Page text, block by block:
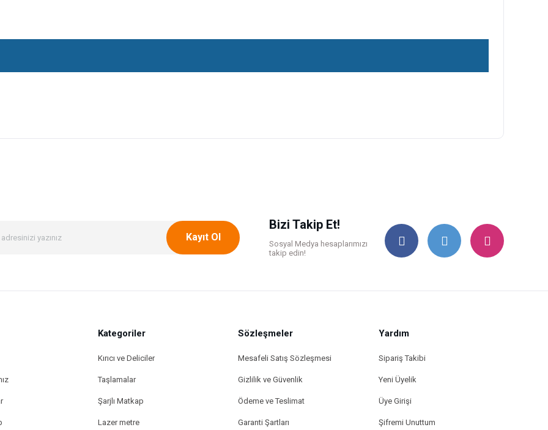
yetersiz gördüğünüz noktaları öneri formunu kullanarak tarafımıza iletebilirsiniz.
Gönder
Kayıt Ol
Bizi Takip Et!
Sosyal Medya hesaplarımızı
takip edin!
Kategoriler
Kırıcı ve Deliciler
Taşlamalar
Şarjlı Matkap
Lazer metre
Sözleşmeler
Mesafeli Satış Sözleşmesi
Gizlilik ve Güvenlik
Ödeme ve Teslimat
Garanti Şartları
Yardım
Sipariş Takibi
Yeni Üyelik
Üye Girişi
Şifremi Unuttum